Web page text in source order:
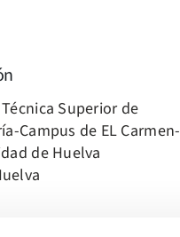
ODbL.
Superior de
Campus de EL Carmen-
de Huelva